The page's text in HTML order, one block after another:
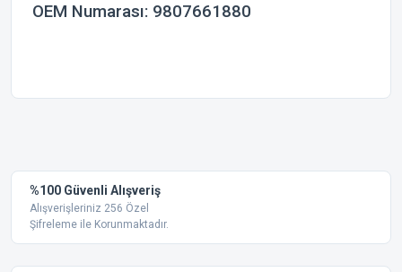
OEM Numarası: 9807661880
Ürün resmi kalitesiz, bozuk veya görüntülenemiyor.
Ürün açıklamasında eksik bilgiler bulunuyor.
%100 Güvenli Alışveriş
Alışverişleriniz 256 Özel
Şifreleme ile Korunmaktadır.